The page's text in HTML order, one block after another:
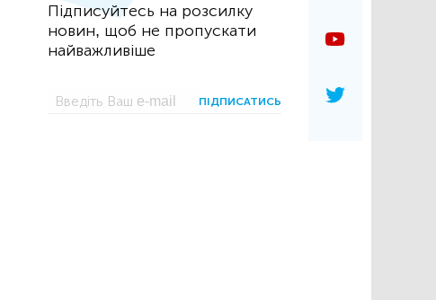
Підписуйтесь на розсилку
новин, щоб не пропускати
найважливіше
ПІДПИСАТИСЬ